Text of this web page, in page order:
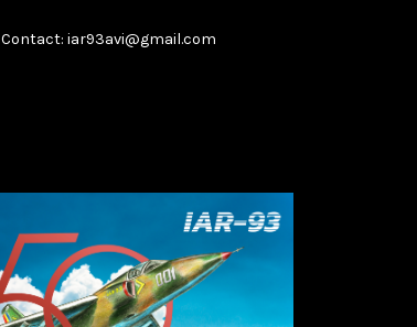
Contact: iar93avi@gmail.com